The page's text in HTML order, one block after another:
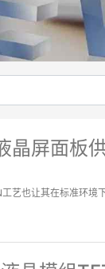
屏面板
也让其在标准环